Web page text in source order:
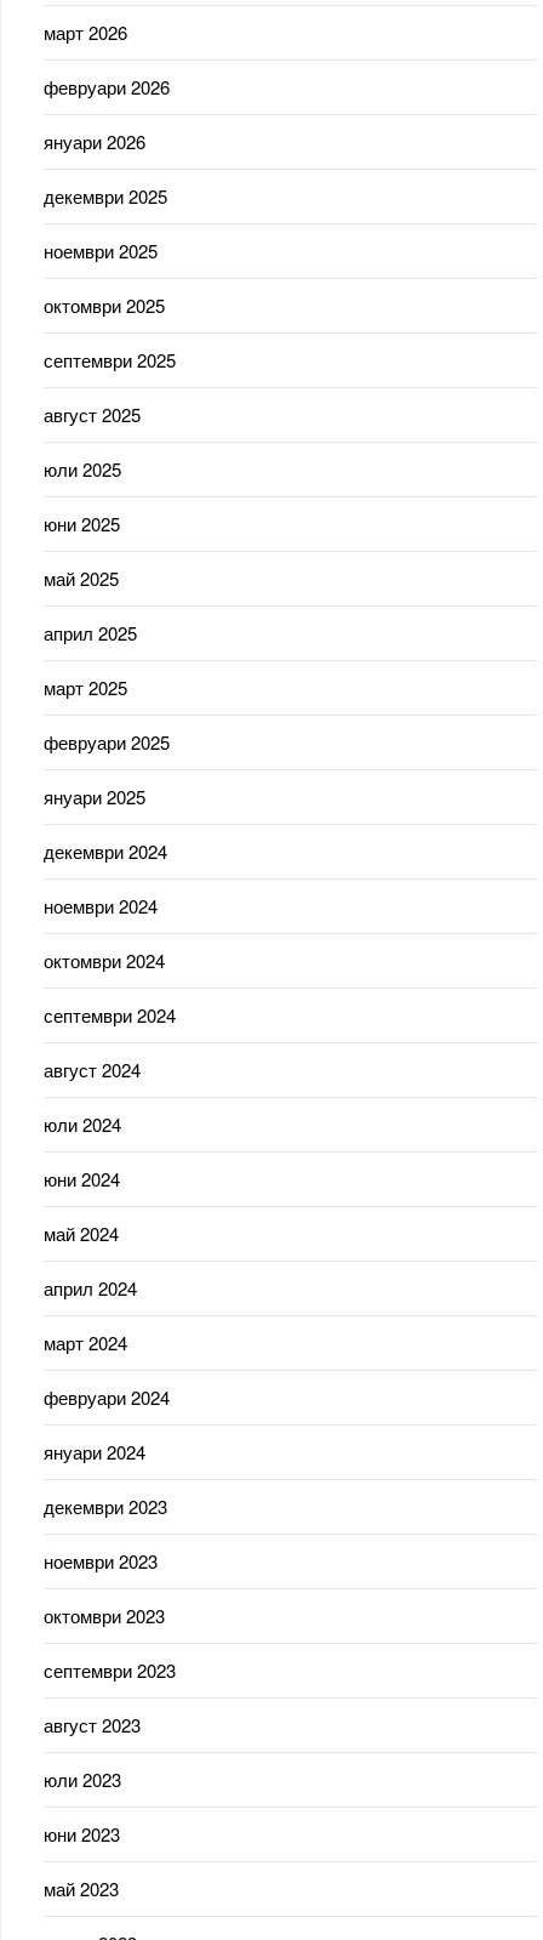
март 2026
февруари 2026
януари 2026
декември 2025
ноември 2025
октомври 2025
септември 2025
август 2025
юли 2025
юни 2025
май 2025
април 2025
март 2025
февруари 2025
януари 2025
декември 2024
ноември 2024
октомври 2024
септември 2024
август 2024
юли 2024
юни 2024
май 2024
април 2024
март 2024
февруари 2024
януари 2024
декември 2023
ноември 2023
октомври 2023
септември 2023
август 2023
юли 2023
юни 2023
май 2023